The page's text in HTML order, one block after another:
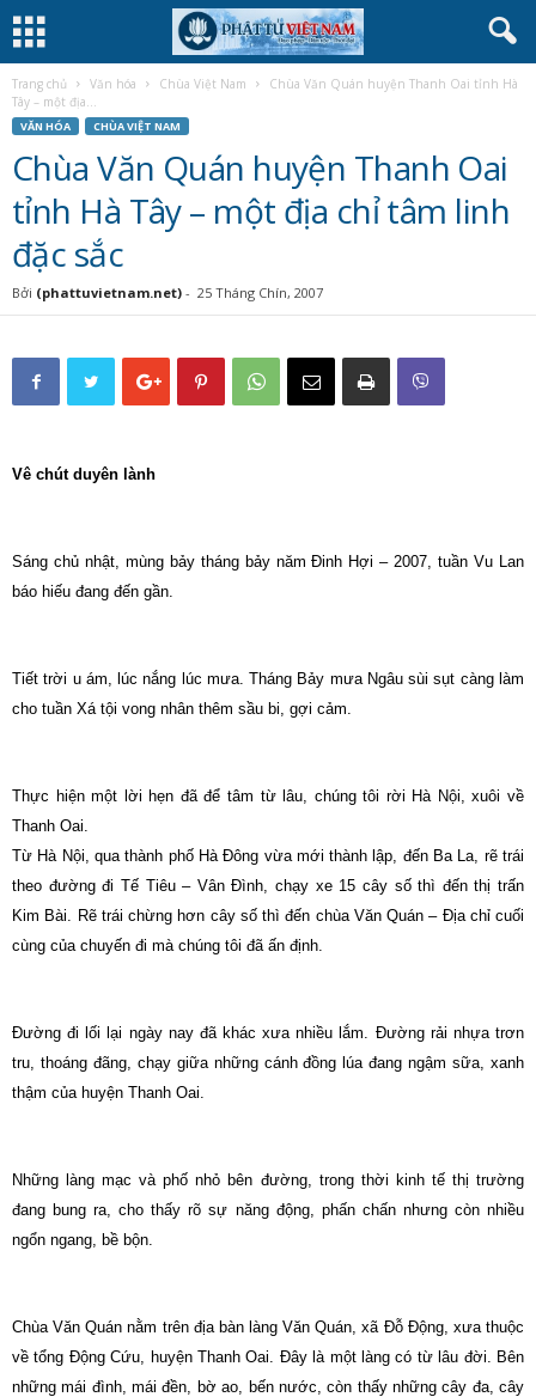
Trang chủ Văn hóa Chùa Việt Nam
Chùa Văn Quán huyện Thanh Oai tỉnh Hà
Tây – một địa...
VĂN HÓA CHÙA VIỆT NAM
Chùa Văn Quán huyện Thanh Oai
tỉnh Hà Tây – một địa chỉ tâm linh
đặc sắc
Bởi (phattuvietnam.net) - 25 Tháng Chín, 2007
Vê chút duyên lành
Sáng chủ nhật, mùng bảy tháng bảy năm Đinh Hợi – 2007, tuần Vu Lan
báo hiếu đang đến gần.
Tiết trời u ám, lúc nắng lúc mưa. Tháng Bảy mưa Ngâu sùi sụt càng làm
cho tuần Xá tội vong nhân thêm sầu bi, gợi cảm.
Thực hiện một lời hẹn đã để tâm từ lâu, chúng tôi rời Hà Nội, xuôi về
Thanh Oai.
Từ Hà Nội, qua thành phố Hà Đông vừa mới thành lập, đến Ba La, rẽ trái
theo đường đi Tế Tiêu – Vân Đình, chạy xe 15 cây số thì đến thị trấn
Kim Bài. Rẽ trái chừng hơn cây số thì đến chùa Văn Quán – Địa chỉ cuối
cùng của chuyến đi mà chúng tôi đã ấn định.
Đường đi lối lại ngày nay đã khác xưa nhiều lắm. Đường rải nhựa trơn
tru, thoáng đãng, chạy giữa những cánh đồng lúa đang ngậm sữa, xanh
thậm của huyện Thanh Oai.
Những làng mạc và phố nhỏ bên đường, trong thời kinh tế thị trường
đang bung ra, cho thấy rõ sự năng động, phấn chấn nhưng còn nhiều
ngổn ngang, bề bộn.
Chùa Văn Quán nằm trên địa bàn làng Văn Quán, xã Đỗ Động, xưa thuộc
về tổng Động Cứu, huyện Thanh Oai. Đây là một làng có từ lâu đời. Bên
những mái đình, mái đền, bờ ao, bến nước, còn thấy những cây đa, cây